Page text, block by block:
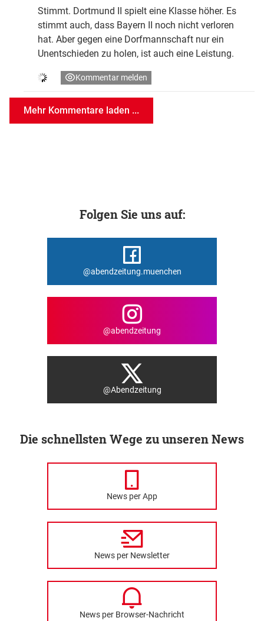
Stimmt. Dortmund II spielt eine Klasse höher. Es
stimmt auch, dass Bayern II noch nicht verloren
hat. Aber gegen eine Dorfmannschaft nur ein
Unentschieden zu holen, ist auch eine Leistung.
Kommentar melden
Mehr Kommentare laden ...
Folgen Sie uns auf:
@abendzeitung.muenchen
@abendzeitung
@Abendzeitung
Die schnellsten Wege zu unseren News
News per App
News per Newsletter
News per Browser-Nachricht